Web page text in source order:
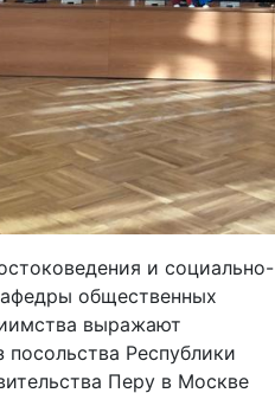
и социально-
общественных
выражают
посольства Республики
Перу в Москве